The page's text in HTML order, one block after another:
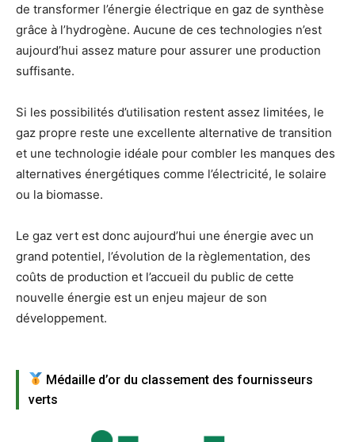
de transformer l’énergie électrique en gaz de synthèse
grâce à l’hydrogène. Aucune de ces technologies n’est
aujourd’hui assez mature pour assurer une production
suffisante.
Si les possibilités d’utilisation restent assez limitées, le
gaz propre reste une excellente alternative de transition
et une technologie idéale pour combler les manques des
alternatives énergétiques comme l’électricité, le solaire
ou la biomasse.
Le gaz vert est donc aujourd’hui une énergie avec un
grand potentiel, l’évolution de la règlementation, des
coûts de production et l’accueil du public de cette
nouvelle énergie est un enjeu majeur de son
développement.
Médaille d’or du classement des fournisseurs
verts